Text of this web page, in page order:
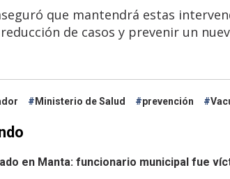
que mantendrá estas
de casos y prevenir un
Ministerio de Salud prevención
en Manta: funcionario municipal fue